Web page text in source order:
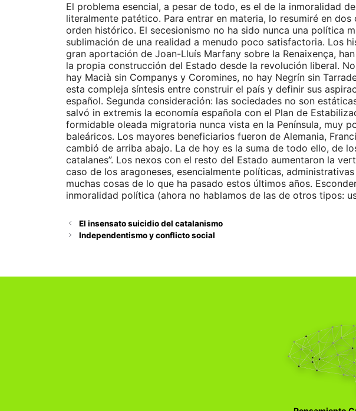
El problema esencial, a pesar de todo, es el de la inmoralidad
literalmente patético. Para entrar en materia, lo resumiré en
orden histórico. El secesionismo no ha sido nunca una política
sublimación de una realidad a menudo poco satisfactoria. Los
gran aportación de Joan-Lluís Marfany sobre la Renaixença,
la propia construcción del Estado desde la revolución liberal.
hay Macià sin Companys y Coromines, no hay Negrín sin
esta compleja síntesis entre construir el país y definir sus
español. Segunda consideración: las sociedades no son
salvó in extremis la economía española con el Plan de
formidable oleada migratoria nunca vista en la Península, muy
baleáricos. Los mayores beneficiarios fueron de Alemania,
cambió de arriba abajo. La de hoy es la suma de todo ello, de
catalanes”. Los nexos con el resto del Estado aumentaron la
caso de los aragoneses, esencialmente políticas,
muchas cosas de lo que ha pasado estos últimos años.
inmoralidad política (ahora no hablamos de las de otros tipos:
El insensato suicidio del catalanismo
Independentismo y conflicto social